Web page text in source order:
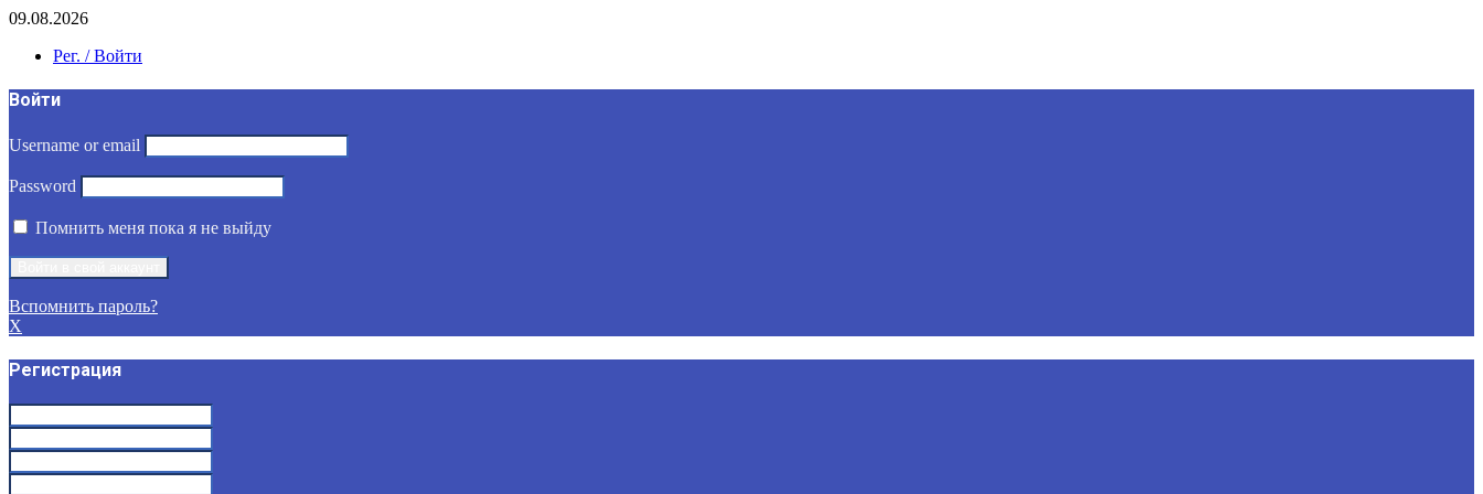
09.08.2026
Рег. / Войти
Войти
Username or email
Password
Помнить меня пока я не выйду
Вспомнить пароль?
X
Регистрация